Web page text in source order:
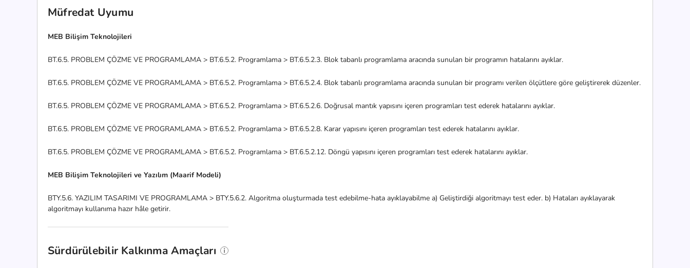
Müfredat Uyumu
MEB Bilişim Teknolojileri
BT.6.5. PROBLEM ÇÖZME VE PROGRAMLAMA > BT.6.5.2. Programlama > BT.6.5.2.3. Blok tabanlı programlama aracında sunulan bir programın hatalarını ayıklar.
BT.6.5. PROBLEM ÇÖZME VE PROGRAMLAMA > BT.6.5.2. Programlama > BT.6.5.2.4. Blok tabanlı programlama aracında sunulan bir programı verilen ölçütlere göre geliştirerek düzenler.
BT.6.5. PROBLEM ÇÖZME VE PROGRAMLAMA > BT.6.5.2. Programlama > BT.6.5.2.6. Doğrusal mantık yapısını içeren programları test ederek hatalarını ayıklar.
BT.6.5. PROBLEM ÇÖZME VE PROGRAMLAMA > BT.6.5.2. Programlama > BT.6.5.2.8. Karar yapısını içeren programları test ederek hatalarını ayıklar.
BT.6.5. PROBLEM ÇÖZME VE PROGRAMLAMA > BT.6.5.2. Programlama > BT.6.5.2.12. Döngü yapısını içeren programları test ederek hatalarını ayıklar.
MEB Bilişim Teknolojileri ve Yazılım (Maarif Modeli)
BTY.5.6. YAZILIM TASARIMI VE PROGRAMLAMA > BTY.5.6.2. Algoritma oluşturmada test edebilme-hata ayıklayabilme a) Geliştirdiği algoritmayı test eder. b) Hataları ayıklayarak
algoritmayı kullanıma hazır hâle getirir.
Sürdürülebilir Kalkınma Amaçları